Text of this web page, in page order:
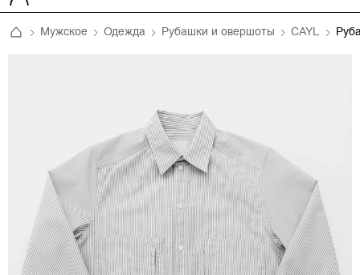
Мужское Одежда Рубашки и овершоты CAYL